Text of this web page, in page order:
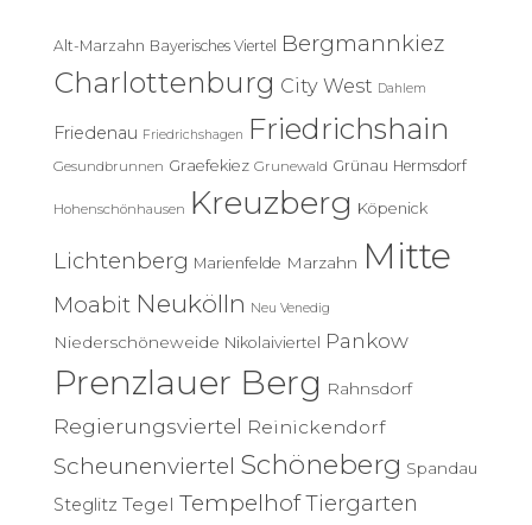
a
c
:
Alt-Marzahn Bayerisches Viertel Bergmannkiez
Charlottenburg City West Dahlem
Friedenau Friedrichshagen Friedrichshain
Gesundbrunnen Graefekiez Grunewald Grünau Hermsdorf
Hohenschönhausen Kreuzberg Köpenick
Lichtenberg Marienfelde Marzahn Mitte
Moabit Neukölln Neu Venedig
Niederschöneweide Nikolaiviertel Pankow
Prenzlauer Berg Rahnsdorf
Regierungsviertel Reinickendorf
Scheunenviertel Schöneberg Spandau
Steglitz Tegel TempelhofTiergarten